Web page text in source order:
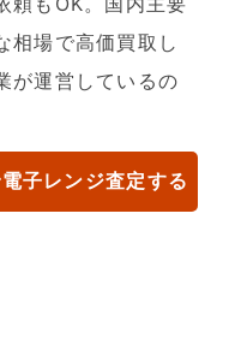
相場で高価買取し
が運営しているの
子レンジ査定する